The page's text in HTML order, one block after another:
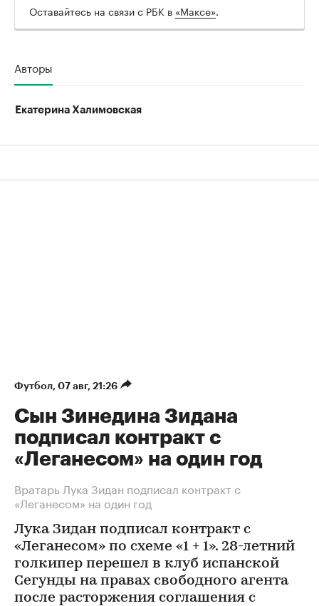
Оставайтесь на связи с РБК в «Максе».
Авторы
Екатерина Халимовская
Футбол 07 авг, 21:26
Сын Зинедина Зидана
подписал контракт с
«Леганесом» на один год
Вратарь Лука Зидан подписал контракт с
«Леганесом» на один год
Лука Зидан подписал контракт с
«Леганесом» по схеме «1 + 1». 28-летний
голкипер перешел в клуб испанской
Сегунды на правах свободного агента
после расторжения соглашения с